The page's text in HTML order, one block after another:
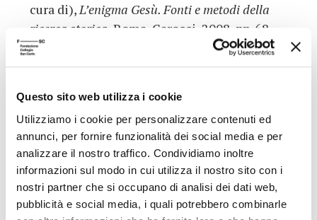
Questo sito web utilizza i cookie
Utilizziamo i cookie per personalizzare contenuti ed
annunci, per fornire funzionalità dei social media e per
analizzare il nostro traffico. Condividiamo inoltre
informazioni sul modo in cui utilizza il nostro sito con i
nostri partner che si occupano di analisi dei dati web,
pubblicità e social media, i quali potrebbero combinarle
cura di),L’enigma Gesù. Fonti e metodi della
ricerca storica , Roma, Carocci, 2008, pp. 68-
93*.
C. Gianotto,Giacomo, fratello di Gesù,
C. Gianotto, La datazione degli scritti
protocristiani. A proposito di due nuove ipotesi
per la datazione dei vangeli canonizzati, in
«Annali di storia dell’esegesi», XXXII, 2015,
pp. 39-54*.
C. Gianotto,I Vangeli apocrifi. Un’altra